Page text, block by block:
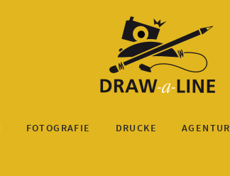
FOTOGRAFIE DRUCKE AGENTUR